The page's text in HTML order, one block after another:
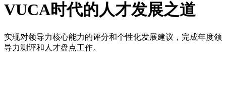
VUCA时代的人才发展之道
实现对领导力核心能力的评分和个性化发展建议，完成年度领
导力测评和人才盘点工作。